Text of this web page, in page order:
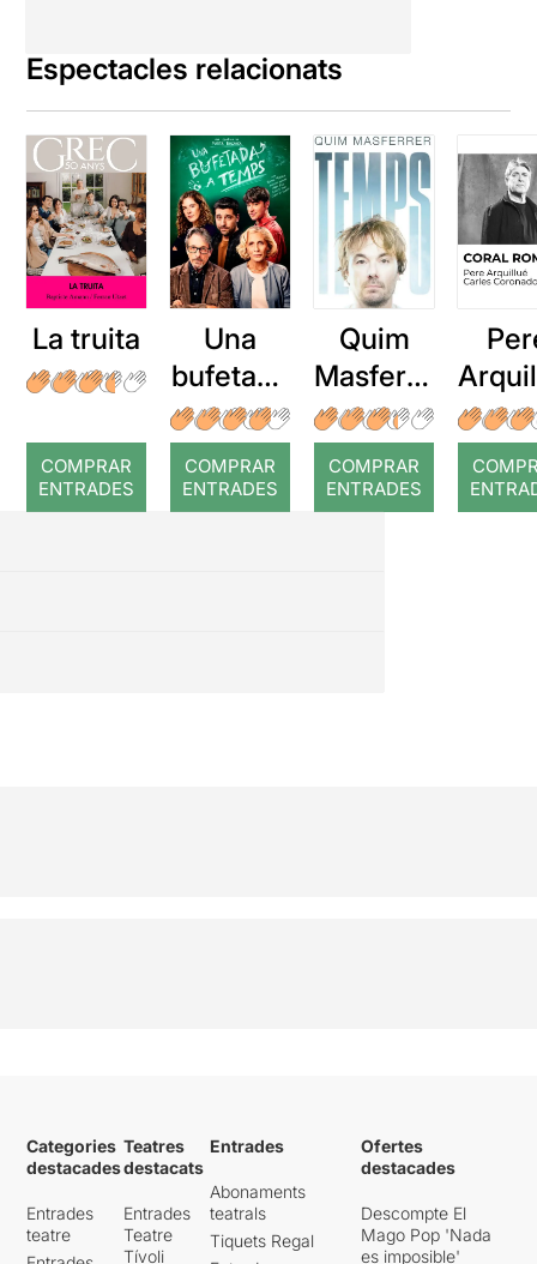
Espectacles relacionats
La truita
COMPRAR
ENTRADES
Una
bufetada
a temps
COMPRAR
ENTRADES
Quim
Masferre
r: Temps
COMPRAR
ENTRADES
:
Categories
destacades
Entrades
teatre
Teatres
destacats
Entrades
Teatre
Tívoli
Entrades
Abonaments
teatrals
Tiquets Regal
Ofertes
destacades
Descompte El
Mago Pop 'Nada
es imposible'